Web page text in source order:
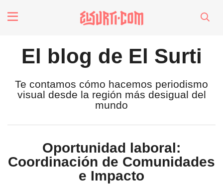
Futuros
Soberanas
Oligarquía
Despacio Sonoro
El blog de El Surti
Te contamos cómo hacemos periodismo
visual desde la región más desigual del
mundo
Oportunidad laboral:
Coordinación de Comunidades
e Impacto